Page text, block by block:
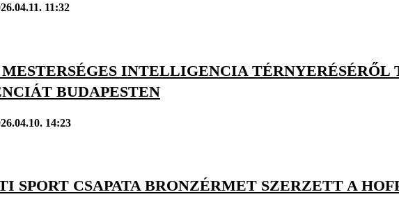
11:32
MESTERSÉGES INTELLIGENCIA TÉRNYERÉSÉRŐL
BUDAPESTEN
14:23
SPORT CSAPATA BRONZÉRMET SZERZETT A